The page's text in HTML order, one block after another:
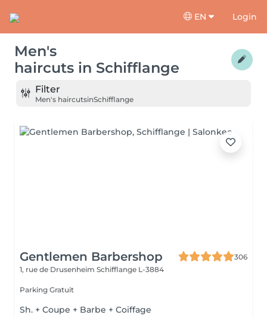
EN Login
Men's
haircuts in Schifflange
Filter
Men's haircutsinSchifflange
Gentlemen Barbershop
306
1, rue de Drusenheim Schifflange L-3884
Parking Gratuit
Sh. + Coupe + Barbe + Coiffage